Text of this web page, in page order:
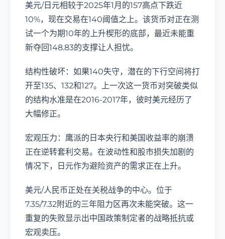
美元/日元相较于2025年1月的157高点下跌近
10%，现在交易在140阈值之上。该货币对正在测
试一个为期10年的上升楔形的底部，最近未能重
新夺回148.83的支撑让人担忧。
结构性破坏：如果140失守，潜在的下行空间将打
开至135、132和127。上一次这一货币对突破类似
的结构水准是在2016-2017年，彼时美元经历了
大幅修正。
宏观压力：鹰派的日本央行和美国收益率的崩溃
正在逆转套利交易。在波动性和股市损失加剧的
情况下，日元作为避险资产的需求正在上升。
美元/人民币正处在关税战争的中心。位于
7.35/7.32附近的三年阻力区再次未能突破。这一
重复的失败显示出中国政策制定者的战略抵抗或
宏观卖压。